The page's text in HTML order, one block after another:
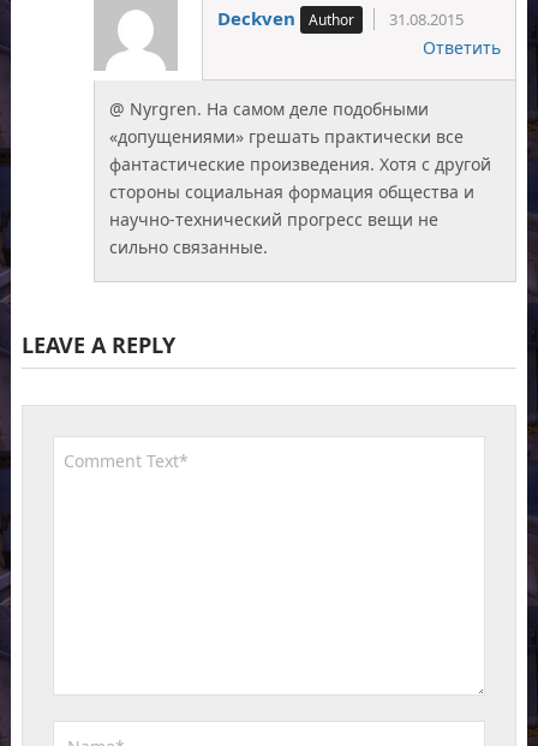
Deckven 31.08.2015
Ответить
@ Nyrgren. На самом деле подобными
«допущениями» грешать практически все
фантастические произведения. Хотя с другой
стороны социальная формация общества и
научно-технический прогресс вещи не
сильно связанные.
LEAVE A REPLY